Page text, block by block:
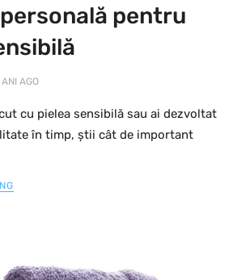
pentru
AGO
cu pielea sensibilă sau ai dezvoltat
în timp, știi cât de important